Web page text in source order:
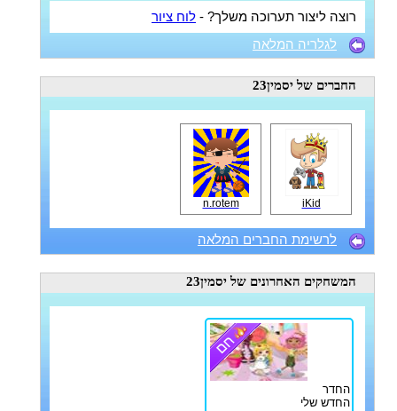
רוצה ליצור תערוכה משלך? - לוח ציור
לגלריה המלאה
החברים של יסמין23
iKid
n.rotem
לרשימת החברים המלאה
המשחקים האחרונים של יסמין23
החדר
החדש שלי